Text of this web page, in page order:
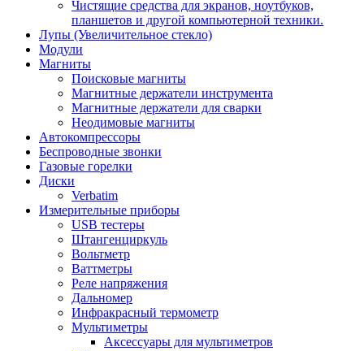
Чистящие средства для экранов, ноутбуков,
планшетов и другой компьютерной техники.
Лупы (Увеличительное стекло)
Модули
Магниты
Поисковые магниты
Магнитные держатели инструмента
Магнитные держатели для сварки
Неодимовые магниты
Автокомпрессоры
Беспроводные звонки
Газовые горелки
Диски
Verbatim
Измерительные приборы
USB тестеры
Штангенциркуль
Вольтметр
Ваттметры
Реле напряжения
Дальномер
Инфракрасный термометр
Мультиметры
Аксессуары для мультиметров